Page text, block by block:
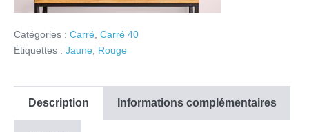
Catégories : Carré Carré 40
Étiquettes : Jaune Rouge
Description Informations complémentaires